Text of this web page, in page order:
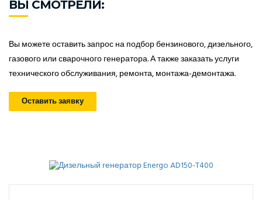
ВЫ СМОТРЕЛИ:
Вы можете оставить запрос на подбор бензинового, дизельного,
газового или сварочного генератора. А также заказать услуги
технического обслуживания, ремонта, монтажа-демонтажа.
Оставить заявку